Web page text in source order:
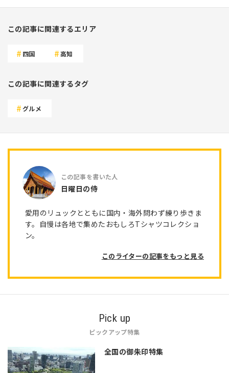
この記事に関連するエリア
四国 高知
この記事に関連するタグ
グルメ
日曜日の侍
愛用のリュックとともに国内・海外問わず練り歩きま
す。自慢は各地で集めたおもしろTシャツコレクショ
ン。
このライターの記事をもっと見る
Pick up
ピックアップ特集
全国の御朱印特集